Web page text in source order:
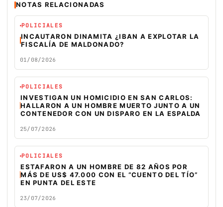
NOTAS RELACIONADAS
POLICIALES
INCAUTARON DINAMITA ¿IBAN A EXPLOTAR LA
FISCALÍA DE MALDONADO?
01/08/2026
POLICIALES
INVESTIGAN UN HOMICIDIO EN SAN CARLOS:
HALLARON A UN HOMBRE MUERTO JUNTO A UN
CONTENEDOR CON UN DISPARO EN LA ESPALDA
25/07/2026
POLICIALES
ESTAFARON A UN HOMBRE DE 82 AÑOS POR
MÁS DE US$ 47.000 CON EL “CUENTO DEL TÍO”
EN PUNTA DEL ESTE
23/07/2026